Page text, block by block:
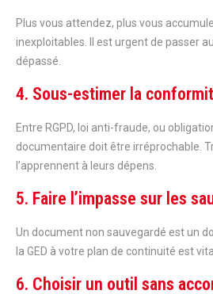
Plus vous attendez, plus vous
inexploitables. Il est urgent de passer
dépassé.
4. Sous-estimer la
Entre RGPD, loi anti-fraude, ou
documentaire doit être irréprochable.
l’apprennent à leurs dépens.
5. Faire l’impasse sur les
Un document non sauvegardé est un
la GED à votre plan de continuité est vital.
6. Choisir un outil sans